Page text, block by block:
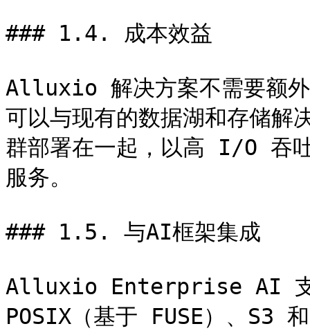
### 1.4. 成本效益
Alluxio 解决方案不需要额外
可以与现有的数据湖和存储
群部署在一起，以高 I/O 吞吐
服务。
### 1.5. 与AI框架集成
Alluxio Enterprise AI 支
POSIX（基于 FUSE）、S3